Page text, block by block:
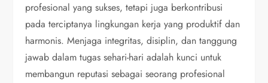
profesional yang sukses, tetapi juga berkontribusi
pada terciptanya lingkungan kerja yang produktif dan
harmonis. Menjaga integritas, disiplin, dan tanggung
jawab dalam tugas sehari-hari adalah kunci untuk
membangun reputasi sebagai seorang profesional